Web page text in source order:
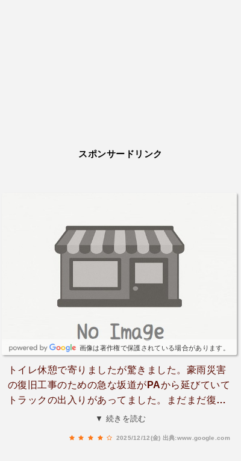
スポンサードリンク
画像は著作権で保護されている場合があります。
トイレ休憩で寄りましたが驚きました。豪雨災害
の復旧工事のための急な坂道がPAから延びていて
トラックの出入りがあってました。まだまだ復旧
工事は続いているんですね、頑張ってください🙏
▼ 続きを読む
2025/12/12(金) 出典:www.google.com